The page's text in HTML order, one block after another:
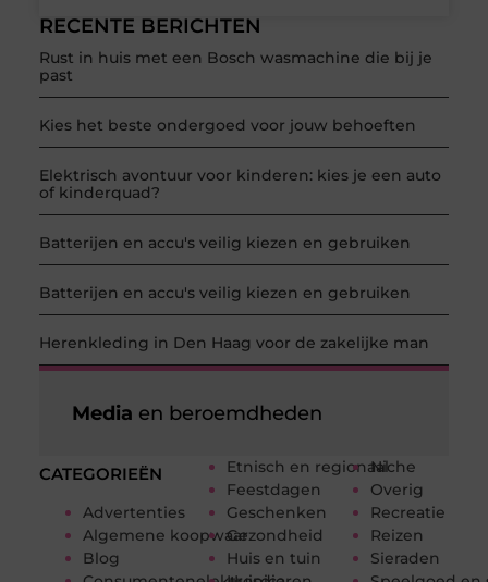
RECENTE BERICHTEN
Rust in huis met een Bosch wasmachine die bij je
past
Kies het beste ondergoed voor jouw behoeften
Elektrisch avontuur voor kinderen: kies je een auto
of kinderquad?
Batterijen en accu's veilig kiezen en gebruiken
Batterijen en accu's veilig kiezen en gebruiken
Herenkleding in Den Haag voor de zakelijke man
CATEGORIEËN
Advertenties
Algemene koopwaar
Blog
Etnisch en regionaal
Feestdagen
Geschenken
Gezondheid
Huis en tuin
Niche
Overig
Recreatie
Reizen
Sieraden
Media en beroemdheden